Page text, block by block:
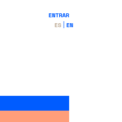
ENTRAR
ES
EN